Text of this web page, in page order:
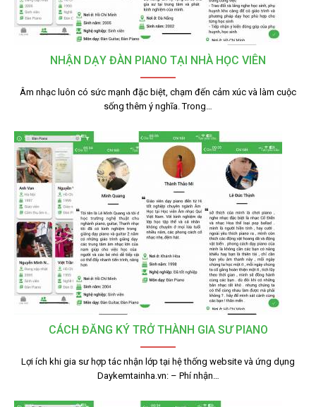
NHẬN DẠY ĐÀN PIANO TẠI NHÀ HỌC VIÊN
Âm nhạc luôn có sức mạnh đặc biệt, chạm đến cảm xúc và làm cuộc
sống thêm ý nghĩa. Trong…
CÁCH ĐĂNG KÝ TRỞ THÀNH GIA SƯ PIANO
Lợi ích khi gia sư hợp tác nhận lớp tại hệ thống website và ứng dụng
Daykemtainha.vn: – Phí nhận…